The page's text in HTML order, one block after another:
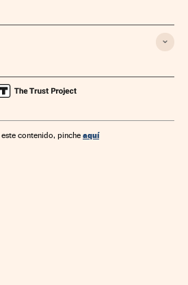
contenido, pinche aquí